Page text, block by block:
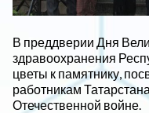
В преддверии Дня
здравоохранения
цветы к памятнику,
работникам
Отечественной войне.